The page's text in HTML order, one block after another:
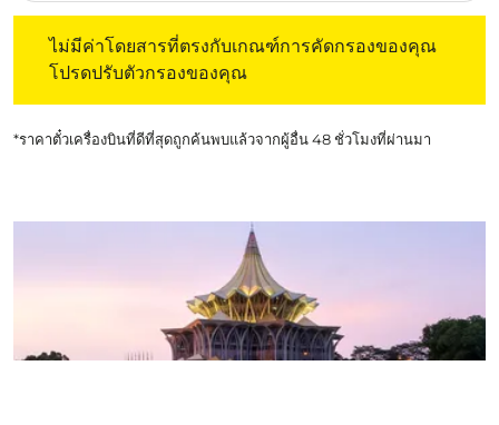
ไม่มีค่าโดยสารที่ตรงกับเกณฑ์การคัดกรองของคุณ
โปรดปรับตัวกรองของคุณ
*ราคาตั๋วเครื่องบินที่ดีที่สุดถูกค้นพบแล้วจากผู้อื่น 48 ชั่วโมงที่ผ่านมา